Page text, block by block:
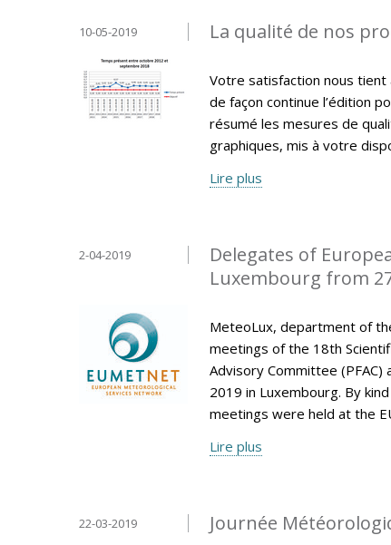
La qualité de nos
10-05-2019
Votre satisfaction nous
de façon continue l’édition
résumé les mesures de
graphiques, mis à votre
Lire plus
Delegates of
Luxembourg from
2-04-2019
MeteoLux, department of
meetings of the 18th
Advisory Committee (PFAC)
2019 in Luxembourg. By
meetings were held at the
Lire plus
Journée
22-03-2019